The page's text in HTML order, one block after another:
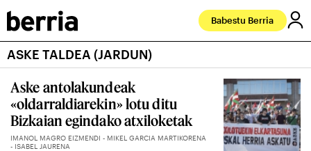
Babestu Berria
ASKE TALDEA (JARDUN)
Aske antolakundeak
«oldarraldiarekin» lotu ditu
Bizkaian egindako atxiloketak
IMANOL MAGRO EIZMENDI - MIKEL GARCIA MARTIKORENA
- ISABEL JAURENA